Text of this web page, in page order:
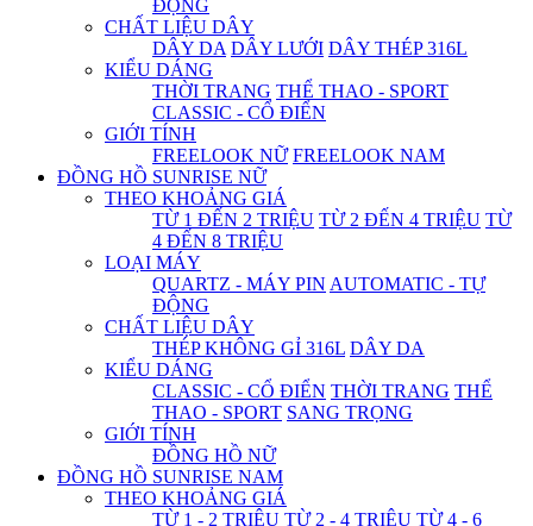
ĐỘNG
CHẤT LIỆU DÂY
DÂY DA DÂY LƯỚI DÂY THÉP 316L
KIỂU DÁNG
THỜI TRANG THỂ THAO - SPORT
CLASSIC - CỔ ĐIỂN
GIỚI TÍNH
FREELOOK NỮ FREELOOK NAM
ĐỒNG HỒ SUNRISE NỮ
THEO KHOẢNG GIÁ
TỪ 1 ĐẾN 2 TRIỆU TỪ 2 ĐẾN 4 TRIỆU TỪ
4 ĐẾN 8 TRIỆU
LOẠI MÁY
QUARTZ - MÁY PIN AUTOMATIC - TỰ
ĐỘNG
CHẤT LIỆU DÂY
THÉP KHÔNG GỈ 316L DÂY DA
KIỂU DÁNG
CLASSIC - CỔ ĐIỂN THỜI TRANG THỂ
THAO - SPORT SANG TRỌNG
GIỚI TÍNH
ĐỒNG HỒ NỮ
ĐỒNG HỒ SUNRISE NAM
THEO KHOẢNG GIÁ
TỪ 1 - 2 TRIỆU TỪ 2 - 4 TRIỆU TỪ 4 - 6